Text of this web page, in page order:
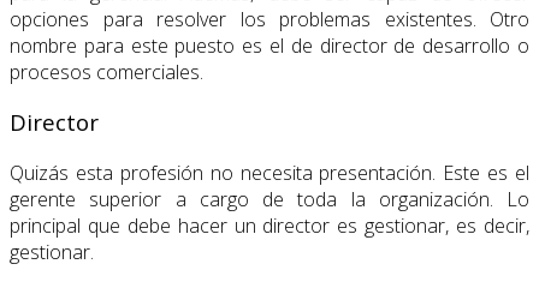
opciones para resolver los problemas existentes. Otro
nombre para este puesto es el de director de desarrollo o
procesos comerciales.
Director
Quizás esta profesión no necesita presentación. Este es el
gerente superior a cargo de toda la organización. Lo
principal que debe hacer un director es gestionar, es decir,
gestionar.